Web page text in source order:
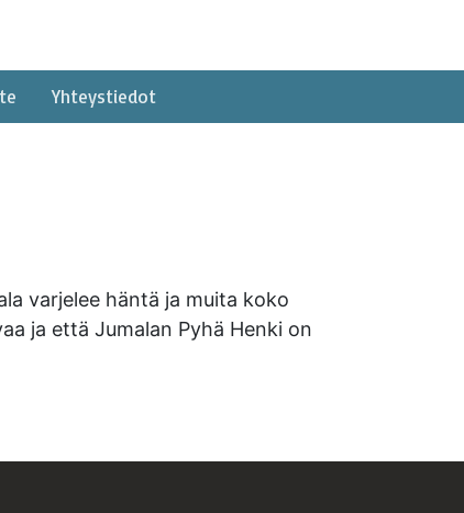
Yhteystiedot
varjelee häntä ja muita koko
ja että Jumalan Pyhä Henki on